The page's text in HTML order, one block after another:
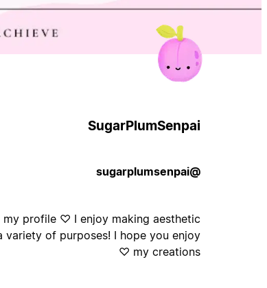
SugarPlumSenpai
@sugarplumsenpai
profile ♡ I enjoy making aesthetic
of purposes! I hope you enjoy
my creations ♡